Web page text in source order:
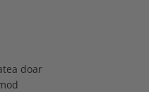
doar